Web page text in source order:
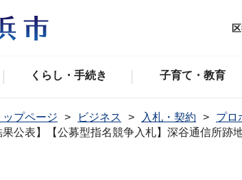
くらし・手続き 子育て・教育
プページ ビジネス 入札・契約 プロ
果公表】【公募型指名競争入札】深谷通信所